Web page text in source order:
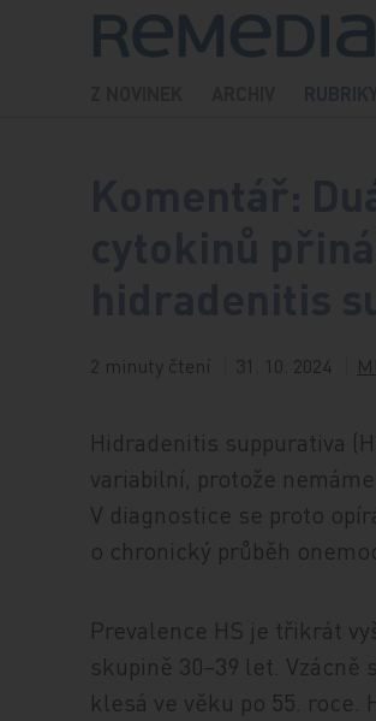
Přeskočit na obsah
2 minuty čtení 31. 10. 2024
Hidradenitis suppurativa
variabilní, protože
V diagnostice se proto
o chronický průběh
Prevalence HS je třikrát
skupině 30–39 let.
klesá ve věku po 55.